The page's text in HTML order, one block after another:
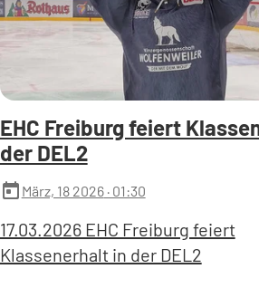
EHC Freiburg feiert
der DEL2
today März, 18 2026· 01:30
17.03.2026 EHC Freiburg feiert
Klassenerhalt in der DEL2